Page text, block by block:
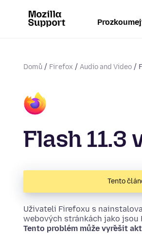
Domů Firefox Audio and Video
Flash 11.3
Tento
Uživateli Firefoxu s
webových stránkách jako jsou
Tento problém může vyřešit